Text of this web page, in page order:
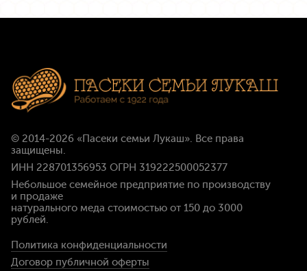
© 2014-2026 «Пасеки семьи Лукаш». Все права
защищены.
ИНН 228701356953 ОГРН 319222500052377
Небольшое семейное предприятие по производству
и продаже
натурального меда стоимостью от 150 до 3000
рублей.
Политика конфиденциальности
Договор публичной оферты